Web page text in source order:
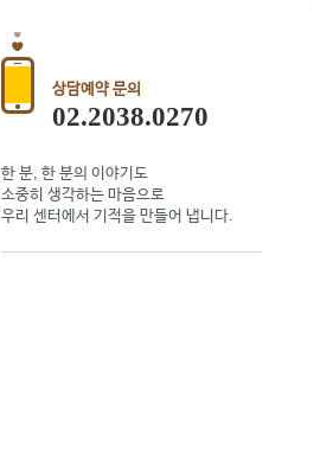
상담예약 문의
02.2038.0270
한 분, 한 분의 이야기도
소중히 생각하는 마음으로
우리 센터에서 기적을 만들어 냅니다.